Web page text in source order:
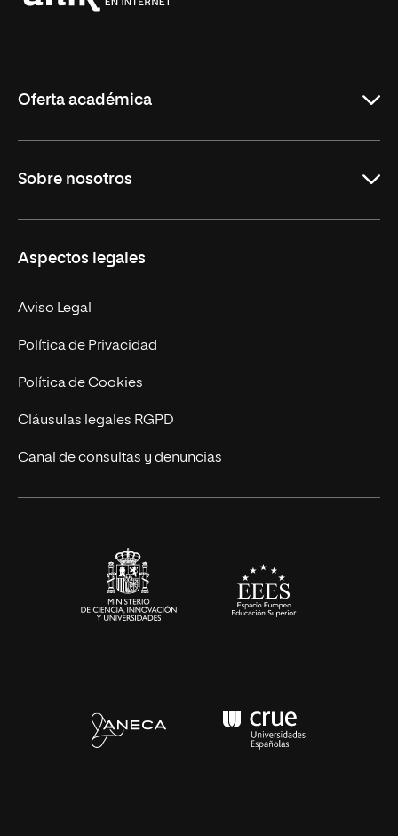
Oferta académica
Másteres Oficiales
Doctorados
Experto Universitario
Postgrados
Cursos Universitarios
Sobre nosotros
Facultades
Nuestro Equipo
Trabaja en UNIR
Actualidad
UNIR Revista
Eventos
Aspectos legales
Aviso Legal
Política de Privacidad
Política de Cookies
Cláusulas legales RGPD
Canal de consultas y denuncias